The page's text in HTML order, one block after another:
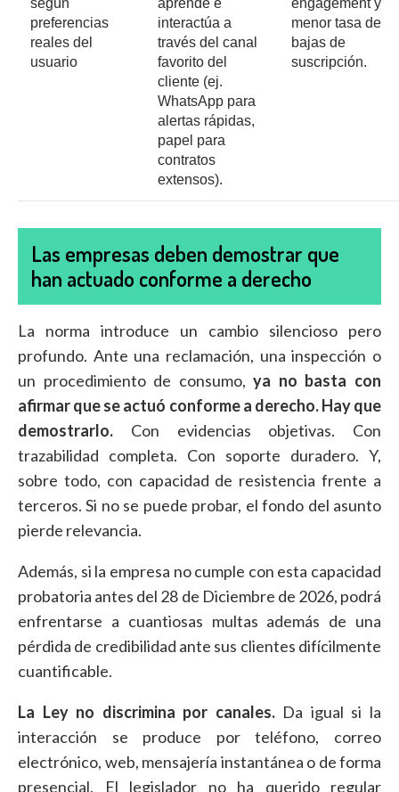
según
preferencias
reales del
usuario
aprende e
interactúa a
través del canal
favorito del
cliente (ej.
WhatsApp para
alertas rápidas,
papel para
contratos
extensos).
engagement y
menor tasa de
bajas de
suscripción.
Las empresas deben demostrar que
han actuado conforme a derecho
La norma introduce un cambio silencioso pero
profundo. Ante una reclamación, una inspección o
un procedimiento de consumo,ya no basta con
afirmar que se actuó conforme a derecho. Hay que
demostrarlo. Con evidencias objetivas. Con
trazabilidad completa. Con soporte duradero. Y,
sobre todo, con capacidad de resistencia frente a
terceros. Si no se puede probar, el fondo del asunto
pierde relevancia.
Además, si la empresa no cumple con esta capacidad
probatoria antes del 28 de Diciembre de 2026, podrá
enfrentarse a cuantiosas multas además de una
pérdida de credibilidad ante sus clientes difícilmente
cuantificable.
La Ley no discrimina por canales.Da igual si la
interacción se produce por teléfono, correo
electrónico, web, mensajería instantánea o de forma
presencial. El legislador no ha querido regular